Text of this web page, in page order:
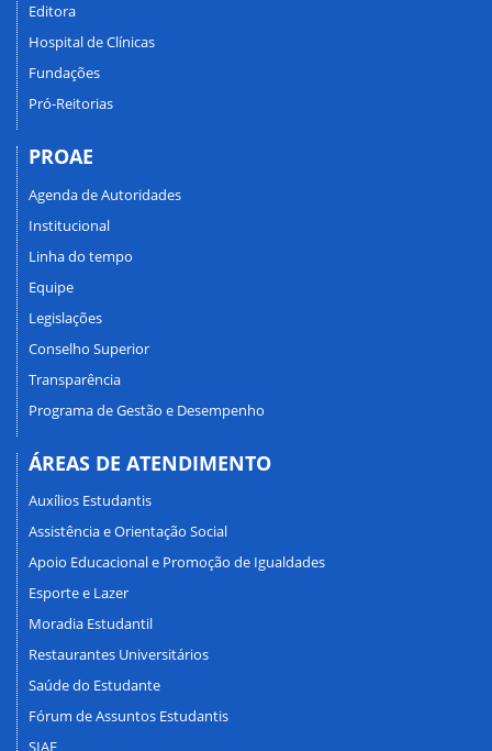
Editora
Hospital de Clínicas
Fundações
Pró-Reitorias
PROAE
Agenda de Autoridades
Institucional
Linha do tempo
Equipe
Legislações
Conselho Superior
Transparência
Programa de Gestão e Desempenho
ÁREAS DE ATENDIMENTO
Auxílios Estudantis
Assistência e Orientação Social
Apoio Educacional e Promoção de Igualdades
Esporte e Lazer
Moradia Estudantil
Restaurantes Universitários
Saúde do Estudante
Fórum de Assuntos Estudantis
SIAE